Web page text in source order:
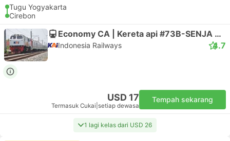
Tugu Yogyakarta
Cirebon
Economy CA | Kereta api #73B-SENJA UTAMA SOLO
Indonesia Railways 4.7
USD 17
Termasuk Cukai setiap dewasa
Tempah sekarang
1 lagi kelas dari USD 26